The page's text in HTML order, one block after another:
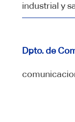
industrial y
Dpto. de